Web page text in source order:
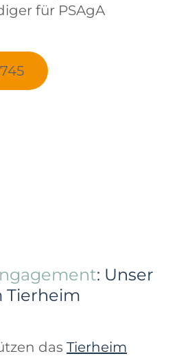
für PSAgA
: Unser
Tierheim
dasTierheim